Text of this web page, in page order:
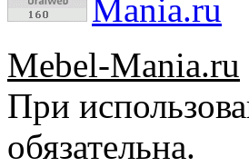
Mebel-Mania.ru
При
обязательна.